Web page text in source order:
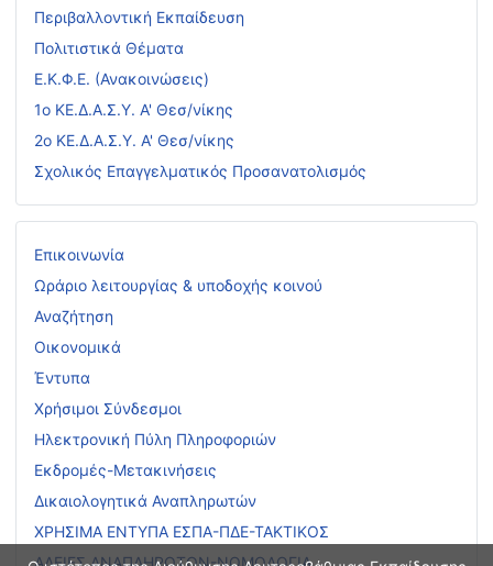
Περιβαλλοντική Εκπαίδευση
Πολιτιστικά Θέματα
Ε.Κ.Φ.Ε. (Ανακοινώσεις)
1ο ΚΕ.Δ.Α.Σ.Υ. Α' Θεσ/νίκης
2ο ΚΕ.Δ.Α.Σ.Υ. Α' Θεσ/νίκης
Σχολικός Επαγγελματικός Προσανατολισμός
Επικοινωνία
Ωράριο λειτουργίας & υποδοχής κοινού
Αναζήτηση
Οικονομικά
Έντυπα
Χρήσιμοι Σύνδεσμοι
Ηλεκτρονική Πύλη Πληροφοριών
Εκδρομές-Μετακινήσεις
Δικαιολογητικά Αναπληρωτών
ΧΡΗΣΙΜΑ ΕΝΤΥΠΑ ΕΣΠΑ-ΠΔΕ-ΤΑΚΤΙΚΟΣ
ΑΔΕΙΕΣ ΑΝΑΠΛΗΡΩΤΩΝ-ΝΟΜΟΛΟΓΙΑ